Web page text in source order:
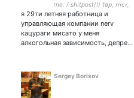
me. / 𝘴𝘩𝘪𝘵post(!) 𝘵ø𝘱, 𝘮𝘤𝘳,
valentin strykalo, 𝘮𝘪𝘵𝘴𝘬𝘪, три
дня дождя, the nbhd,
deftones, and etc
я 29ти летняя работница и
управляющая компании nerv
кацураги мисато у меня
алкогольная зависимость, депре…
Sergey Borisov